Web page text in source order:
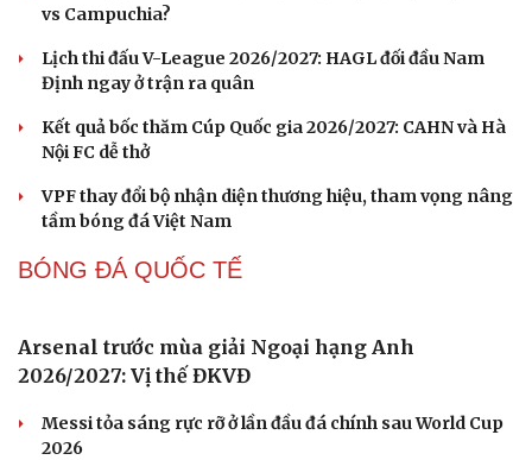
Cách bắt đường Speed up khi bóng ở vị trí ô 2 trong
BÓNG ĐÁ VIỆT NAM
ĐT Việt Nam thiếu 5 trụ cột, cầu thủ Campuchia
tươi rói trên sân tập